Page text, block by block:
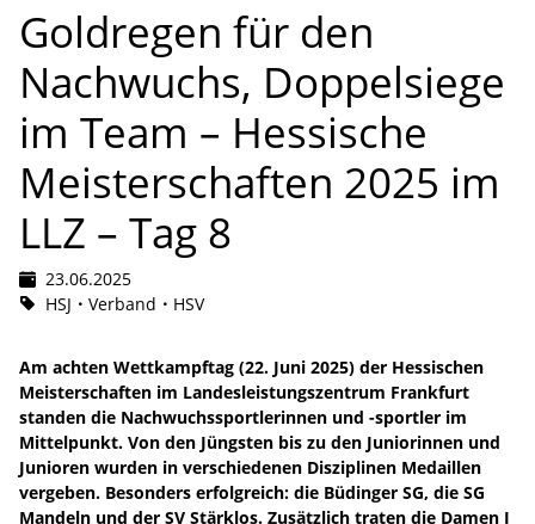
Goldregen für den
Nachwuchs, Doppelsiege
im Team – Hessische
Meisterschaften 2025 im
LLZ – Tag 8
23.06.2025
HSJ
Verband HSV
Am achten Wettkampftag (22. Juni 2025) der Hessischen
Meisterschaften im Landesleistungszentrum Frankfurt
standen die Nachwuchssportlerinnen und -sportler im
Mittelpunkt. Von den Jüngsten bis zu den Juniorinnen und
Junioren wurden in verschiedenen Disziplinen Medaillen
vergeben. Besonders erfolgreich: die Büdinger SG, die SG
Mandeln und der SV Stärklos. Zusätzlich traten die Damen I